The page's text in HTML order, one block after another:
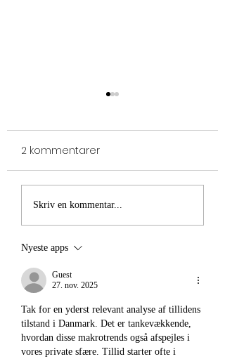
Tryghed i utrygge
2 kommentarer
Skriv en kommentar...
Nyeste apps
Guest
27. nov. 2025
Tak for en yderst relevant analyse af tillidens
tilstand i Danmark. Det er tankevækkende,
hvordan disse makrotrends også afspejles i
vores private sfære. Tillid starter ofte i